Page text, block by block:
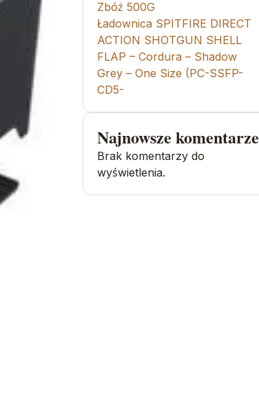
Zbóż 500G
Ładownica SPITFIRE DIRECT
ACTION SHOTGUN SHELL
FLAP – Cordura – Shadow
Grey – One Size (PC-SSFP-
CD5-
Najnowsze komentarze
Brak komentarzy do
wyświetlenia.